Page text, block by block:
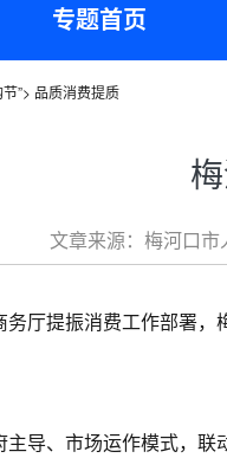
专题首页
”> 品质消费提质
文章来源：梅河口
提振消费工作部署，
、市场运作模式，联